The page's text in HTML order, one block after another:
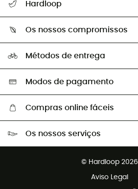
Devoluções e reembolsos
Guia de tamanhos
Trocas & Devoluções
Hardloop
Os nossos embaixadores
Os nossos compromissos
Seleção eco-responsável
Métodos de entrega
Modos de pagamento
Compras online fáceis
Devoluções gratuitas em 100 dias
Os nossos serviços
© Hardloop 2026
Aviso Legal